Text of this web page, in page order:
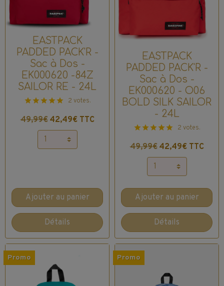
EASTPACK
PADDED PACK'R -
Sac à Dos -
EK000620 -84Z
SAILOR RE - 24L
2 votes.
49,99€ 42,49€ TTC
Ajouter au panier
Détails
EASTPACK
PADDED PACK'R -
Sac à Dos -
EK000620 - O06
BOLD SILK SAILOR
- 24L
2 votes.
49,99€ 42,49€ TTC
Ajouter au panier
Détails
Promo Promo